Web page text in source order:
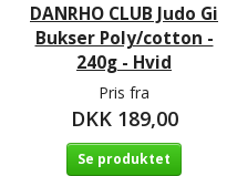
DANRHO CLUB Judo Gi
Bukser Poly/cotton -
240g - Hvid
Pris fra
DKK 189,00
Se produktet